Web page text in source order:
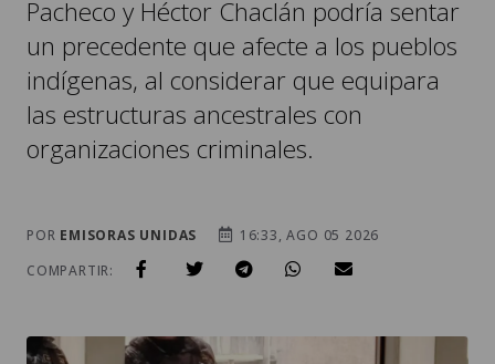
indígenas, al considerar que equipara
las estructuras ancestrales con
organizaciones criminales.
POREMISORAS UNIDAS